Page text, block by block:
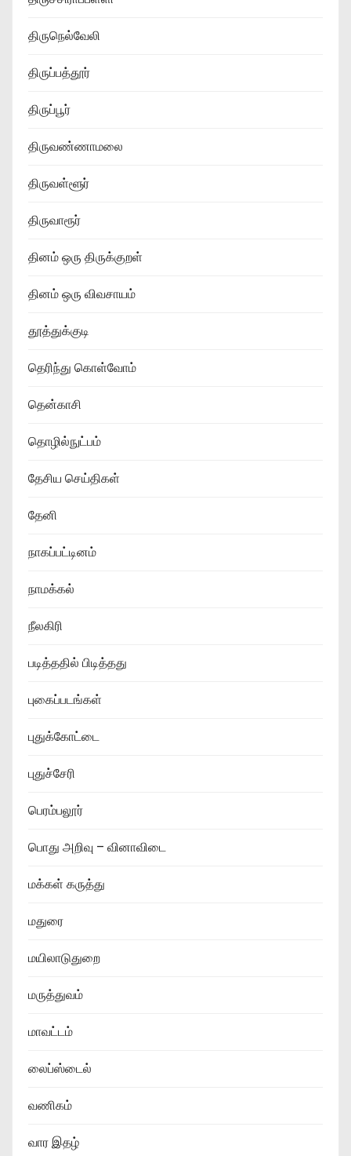
திருநெல்வேலி
திருப்பத்தூர்
திருப்பூர்
திருவண்ணாமலை
திருவள்ளூர்
திருவாரூர்
தினம் ஒரு திருக்குறள்
தினம் ஒரு விவசாயம்
தூத்துக்குடி
தெரிந்து கொள்வோம்
தென்காசி
தொழில்நுட்பம்
தேசிய செய்திகள்
தேனி
நாகப்பட்டினம்
நாமக்கல்
நீலகிரி
படித்ததில் பிடித்தது
புகைப்படங்கள்
புதுக்கோட்டை
புதுச்சேரி
பெரம்பலூர்
பொது அறிவு – வினாவிடை
மக்கள் கருத்து
மதுரை
மயிலாடுதுறை
மருத்துவம்
மாவட்டம்
லைப்ஸ்டைல்
வணிகம்
வார இதழ்